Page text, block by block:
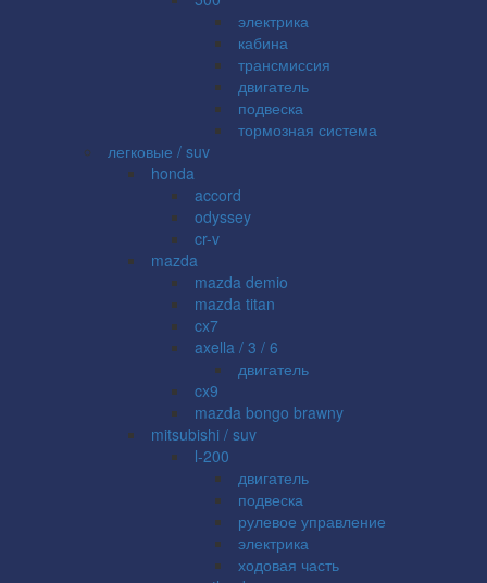
электрика
кабина
трансмиссия
двигатель
подвеска
тормозная система
легковые / suv
honda
accord
odyssey
cr-v
mazda
mazda demio
mazda titan
cx7
axella / 3 / 6
двигатель
cx9
mazda bongo brawny
mitsubishi / suv
l-200
двигатель
подвеска
рулевое управление
электрика
ходовая часть